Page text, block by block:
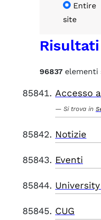
Entire
site
96837 elementi
Accesso
Si trova in
Notizie
Eventi
CUG